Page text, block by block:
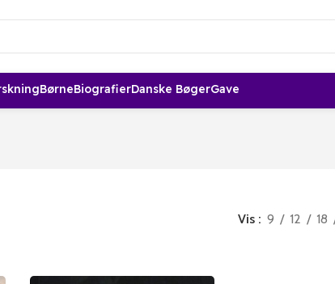
BørneBiografierDanske BøgerGave
Vis 9 12 18